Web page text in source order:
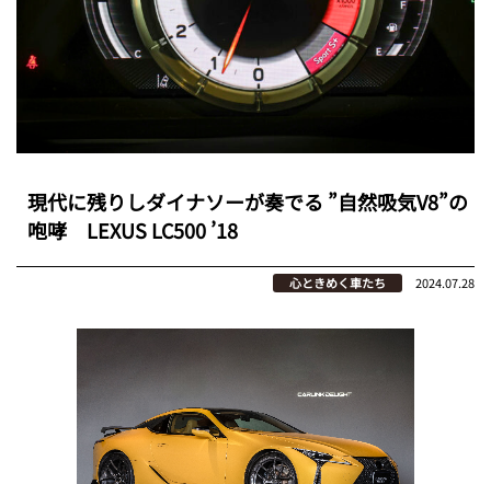
現代に残りしダイナソーが奏でる ”自然吸気V8”の
咆哮 LEXUS LC500 ’18
心ときめく車たち 2024.07.28